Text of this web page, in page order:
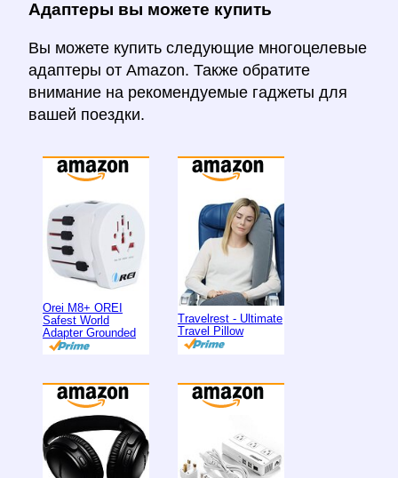
Адаптеры вы можете купить
Вы можете купить следующие многоцелевые
адаптеры от Amazon. Также обратите
внимание на рекомендуемые гаджеты для
вашей поездки.
Orei M8+ OREI
Safest World
Adapter Grounded
Travelrest - Ultimate
Travel Pillow